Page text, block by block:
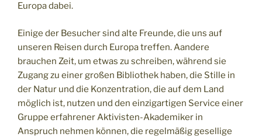
Europa dabei.
Einige der Besucher sind alte Freunde, die uns auf
unseren Reisen durch Europa treffen. Aandere
brauchen Zeit, um etwas zu schreiben, während sie
Zugang zu einer großen Bibliothek haben, die Stille in
der Natur und die Konzentration, die auf dem Land
möglich ist, nutzen und den einzigartigen Service einer
Gruppe erfahrener Aktivisten-Akademiker in
Anspruch nehmen können, die regelmäßig gesellige